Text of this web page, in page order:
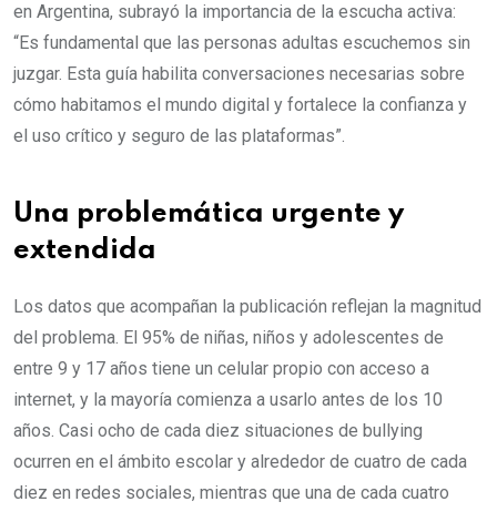
en Argentina, subrayó la importancia de la escucha activa:
“Es fundamental que las personas adultas escuchemos sin
juzgar. Esta guía habilita conversaciones necesarias sobre
cómo habitamos el mundo digital y fortalece la confianza y
el uso crítico y seguro de las plataformas”.
Una problemática urgente y
extendida
Los datos que acompañan la publicación reflejan la magnitud
del problema. El 95% de niñas, niños y adolescentes de
entre 9 y 17 años tiene un celular propio con acceso a
internet, y la mayoría comienza a usarlo antes de los 10
años. Casi ocho de cada diez situaciones de bullying
ocurren en el ámbito escolar y alrededor de cuatro de cada
diez en redes sociales, mientras que una de cada cuatro